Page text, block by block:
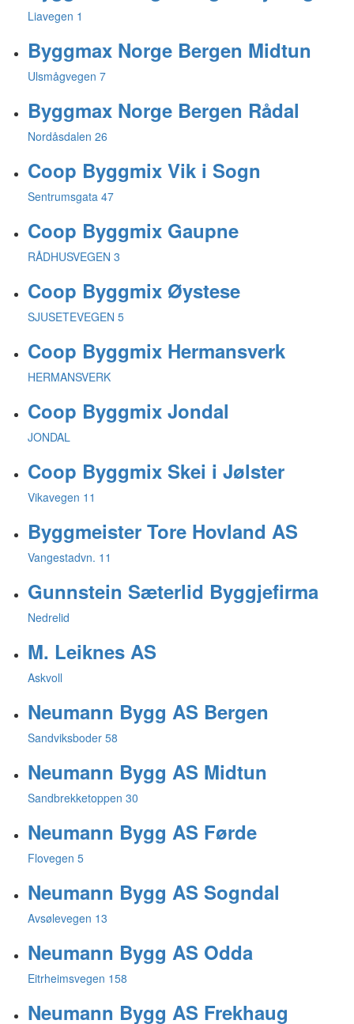
Liavegen 1
Byggmax Norge Bergen Midtun
Ulsmågvegen 7
Byggmax Norge Bergen Rådal
Nordåsdalen 26
Coop Byggmix Vik i Sogn
Sentrumsgata 47
Coop Byggmix Gaupne
RÅDHUSVEGEN 3
Coop Byggmix Øystese
SJUSETEVEGEN 5
Coop Byggmix Hermansverk
HERMANSVERK
Coop Byggmix Jondal
JONDAL
Coop Byggmix Skei i Jølster
Vikavegen 11
Byggmeister Tore Hovland AS
Vangestadvn. 11
Gunnstein Sæterlid Byggjefirma
Nedrelid
M. Leiknes AS
Askvoll
Neumann Bygg AS Bergen
Sandviksboder 58
Neumann Bygg AS Midtun
Sandbrekketoppen 30
Neumann Bygg AS Førde
Flovegen 5
Neumann Bygg AS Sogndal
Avsølevegen 13
Neumann Bygg AS Odda
Eitrheimsvegen 158
Neumann Bygg AS Frekhaug